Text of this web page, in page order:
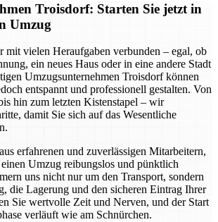
Troisdorf: Starten Sie jetzt in
Umzug
mit vielen Heraufgaben verbunden – egal, ob
ein neues Haus oder in eine andere Stadt
Umzugsunternehmen Troisdorf können
entspannt und professionell gestalten. Von
hin zum letzten Kistenstapel – wir
damit Sie sich auf das Wesentliche
erfahrenen und zuverlässigen Mitarbeitern,
Umzug reibungslos und pünktlich
uns nicht nur um den Transport, sondern
die Lagerung und den sicheren Eintrag Ihrer
Sie wertvolle Zeit und Nerven, und der Start
verläuft wie am Schnürchen.